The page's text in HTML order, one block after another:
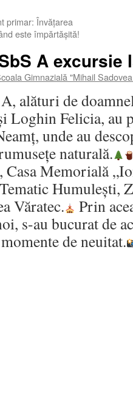
primar: Învățarea
este împărtășită!
A excursie
Gimnazială "Mihail
alături de
Loghin Felicia, au
unde au
naturală.
Casa Memorială
Humulești,
Văratec.
Prin
s-au bucurat de
de neuitat.